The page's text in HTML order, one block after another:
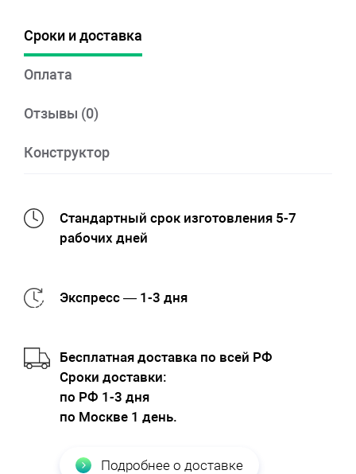
Сроки и доставка
Оплата
Отзывы (0)
Конструктор
Стандартный срок изготовления 5-7
рабочих дней
Экспресс — 1-3 дня
Бесплатная доставка по всей РФ
Cроки доставки:
по РФ 1-3 дня
по Москве 1 день.
Подробнее о доставке